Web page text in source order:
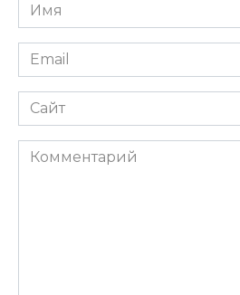
*
Email
*
Сайт
Комментарий